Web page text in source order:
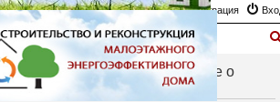
Регистрация
и ремонт» - Соглашение о